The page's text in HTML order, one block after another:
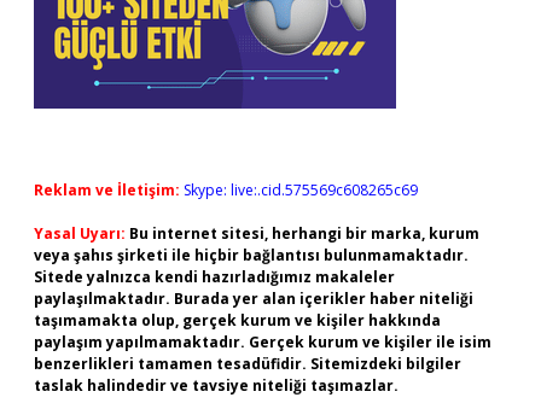
Reklam ve İletişim: Skype: live:.cid.575569c608265c69
Yasal Uyarı: Bu internet sitesi, herhangi bir marka, kurum
veya şahıs şirketi ile hiçbir bağlantısı bulunmamaktadır.
Sitede yalnızca kendi hazırladığımız makaleler
paylaşılmaktadır. Burada yer alan içerikler haber niteliği
taşımamakta olup, gerçek kurum ve kişiler hakkında
paylaşım yapılmamaktadır. Gerçek kurum ve kişiler ile isim
benzerlikleri tamamen tesadüfidir. Sitemizdeki bilgiler
taslak halindedir ve tavsiye niteliği taşımazlar.